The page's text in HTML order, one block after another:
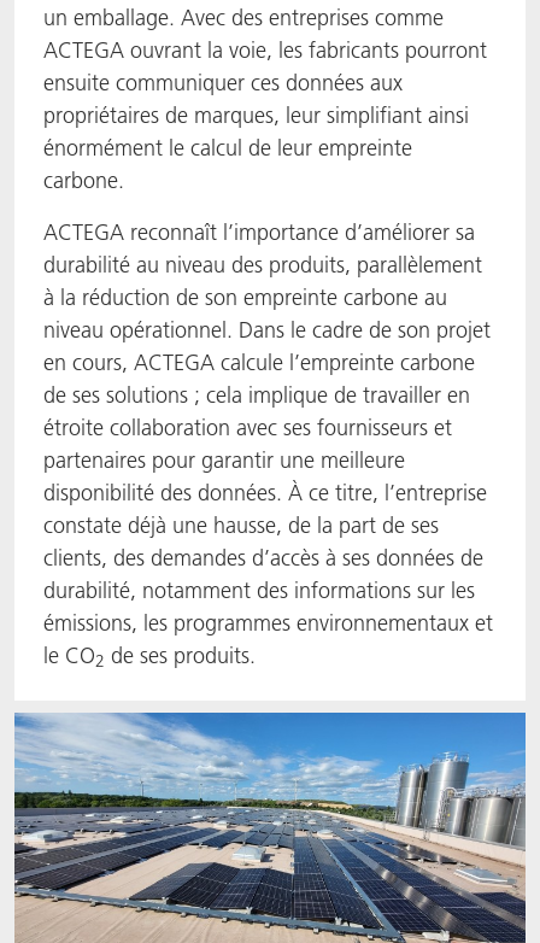
un emballage. Avec des entreprises comme
ACTEGA ouvrant la voie, les fabricants pourront
ensuite communiquer ces données aux
propriétaires de marques, leur simplifiant ainsi
énormément le calcul de leur empreinte
carbone.
ACTEGA reconnaît l’importance d’améliorer sa
durabilité au niveau des produits, parallèlement
à la réduction de son empreinte carbone au
niveau opérationnel. Dans le cadre de son projet
en cours, ACTEGA calcule l’empreinte carbone
de ses solutions ; cela implique de travailler en
étroite collaboration avec ses fournisseurs et
partenaires pour garantir une meilleure
disponibilité des données. À ce titre, l’entreprise
constate déjà une hausse, de la part de ses
clients, des demandes d’accès à ses données de
durabilité, notamment des informations sur les
émissions, les programmes environnementaux et
le CO2 de ses produits.